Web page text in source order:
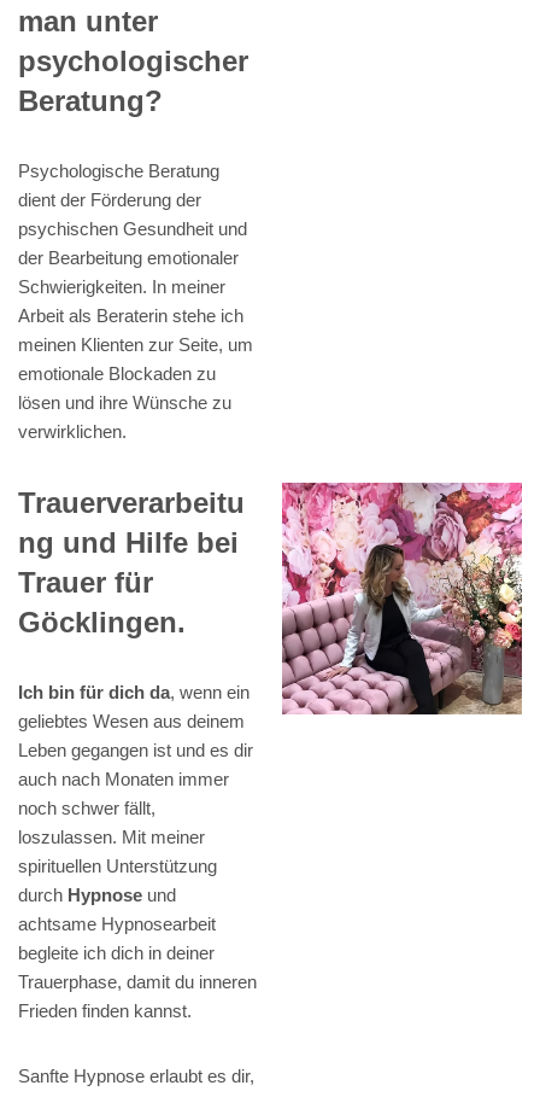
man unter
psychologischer
Beratung?
Psychologische Beratung
dient der Förderung der
psychischen Gesundheit und
der Bearbeitung emotionaler
Schwierigkeiten. In meiner
Arbeit als Beraterin stehe ich
meinen Klienten zur Seite, um
emotionale Blockaden zu
lösen und ihre Wünsche zu
verwirklichen.
Trauerverarbeitu
ng und Hilfe bei
Trauer für
Göcklingen.
Ich bin für dich da, wenn ein
geliebtes Wesen aus deinem
Leben gegangen ist und es dir
auch nach Monaten immer
noch schwer fällt,
loszulassen. Mit meiner
spirituellen Unterstützung
durch Hypnose und
achtsame Hypnosearbeit
begleite ich dich in deiner
Trauerphase, damit du inneren
Frieden finden kannst.
Sanfte Hypnose erlaubt es dir,